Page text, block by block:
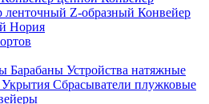
ленточный Z-образный Конвейер
Нория
Барабаны Устройства натяжные
Укрытия Сбрасыватели плужковые